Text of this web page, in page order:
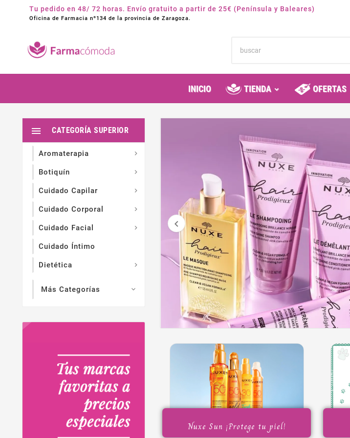
Tu pedido en 48/ 72 horas. Envío gratuito a partir de 25€ (Península y Baleares)
Oficina de Farmacia nº134 de la provincia de Zaragoza.
INICIO TIENDA OFERTAS
CATEGORÍA SUPERIOR

Aromaterapia 
Botiquín 
Cuidado Capilar 
Cuidado Corporal 
Cuidado Facial 
Cuidado Íntimo
Dietética 
Más Categorías 

Nuxe Sun ¡Protege tu piel!